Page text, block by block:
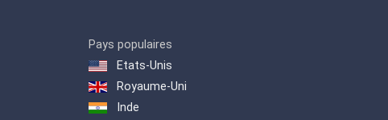
Pays populaires
Etats-Unis
Royaume-Uni
Inde